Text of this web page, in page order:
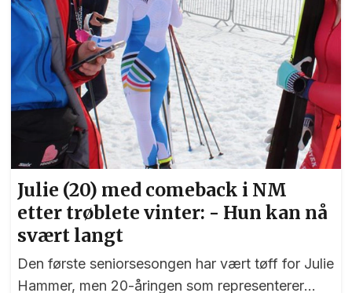
Julie (20) med comeback i NM
etter trøblete vinter: - Hun kan nå
svært langt
Den første seniorsesongen har vært tøff for Julie
Hammer, men 20-åringen som representerer